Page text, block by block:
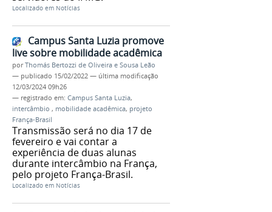
Localizado em Notícias
Campus Santa Luzia promove
live sobre mobilidade acadêmica
porThomás Bertozzi de Oliveira e Sousa Leão
— publicado 15/02/2022 — última modificação
12/03/2024 09h26
— registrado em: Campus Santa Luzia,
intercâmbio , mobilidade acadêmica, projeto
França-Brasil
Transmissão será no dia 17 de
fevereiro e vai contar a
experiência de duas alunas
durante intercâmbio na França,
pelo projeto França-Brasil.
Localizado em Notícias